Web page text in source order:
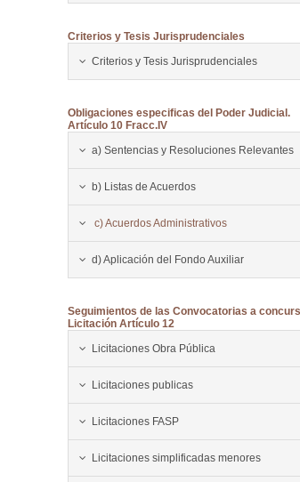
Criterios y Tesis Jurisprudenciales
Criterios y Tesis Jurisprudenciales
Obligaciones especificas del Poder Judicial.
Artículo 10 Fracc.IV
a) Sentencias y Resoluciones Relevantes
b) Listas de Acuerdos
c) Acuerdos Administrativos
d) Aplicación del Fondo Auxiliar
Seguimientos de las Convocatorias a
Licitación Artículo 12
Licitaciones Obra Pública
Licitaciones publicas
Licitaciones FASP
Licitaciones simplificadas menores